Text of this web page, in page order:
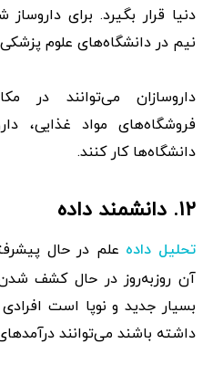
نیم در دانشگاه‌های علوم
داروسازان می‌توانند در
فروشگاه‌های مواد غذایی،
دانشگاه‌ها کار کنند.
۱۲. دانشمند داده
تحلیل داده علم در حال
آن روز‌به‌روز در حال کشف
بسیار جدید و نوپا است
داشته باشند می‌توانند